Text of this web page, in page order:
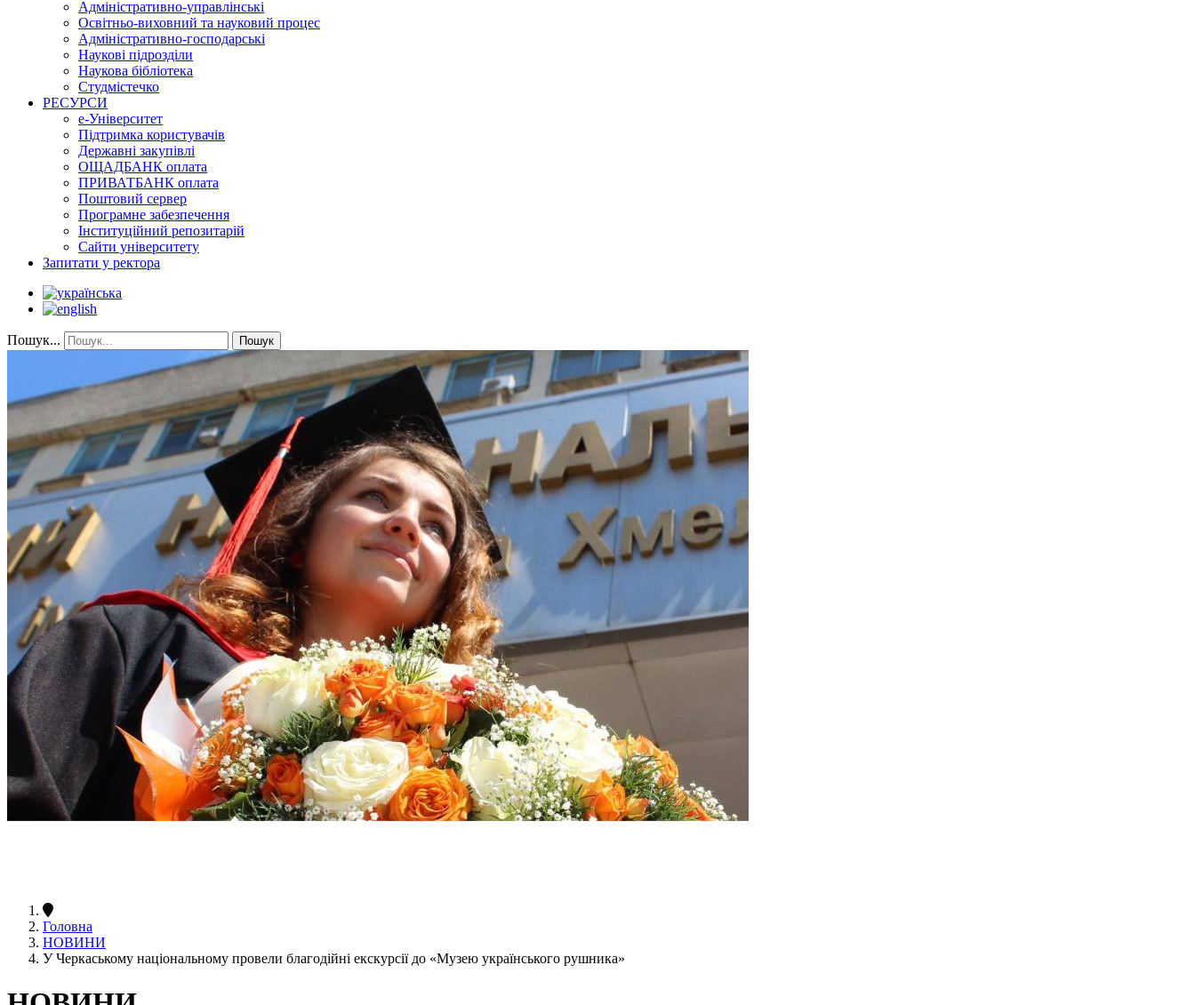
Адміністративно-управлінські
Освітньо-виховний та науковий процес
Адміністративно-господарські
Наукові підрозділи
Наукова бібліотека
Студмістечко
РЕСУРСИ
е-Університет
Підтримка користувачів
Державні закупівлі
ОЩАДБАНК оплата
ПРИВАТБАНК оплата
Поштовий сервер
Програмне забезпечення
Інституційний репозитарій
Сайти університету
Запитати у ректора
Пошук... Пошук
Головна
НОВИНИ
У Черкаському національному провели благодійні екскурсії до «Музею українського рушника»